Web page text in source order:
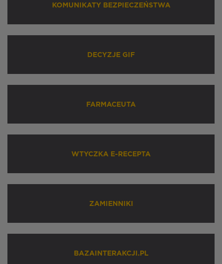
KOMUNIKATY BEZPIECZEŃSTWA
DECYZJE GIF
FARMACEUTA
WTYCZKA E-RECEPTA
ZAMIENNIKI
BAZAINTERAKCJI.PL